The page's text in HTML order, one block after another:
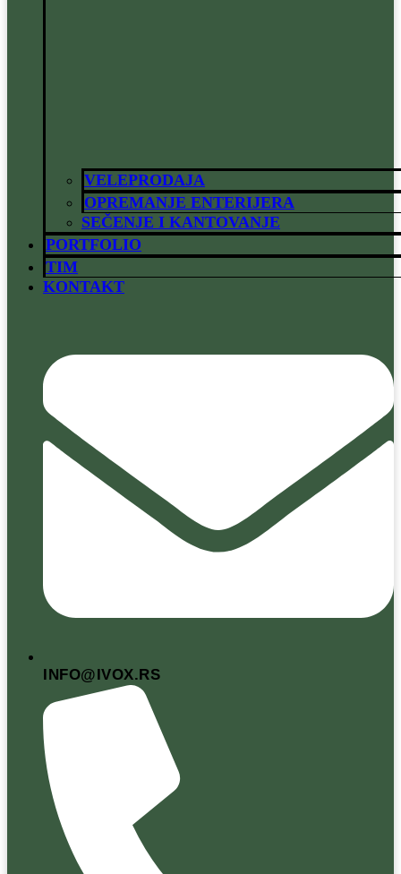
VELEPRODAJA
OPREMANJE ENTERIJERA
SEČENJE I KANTOVANJE
PORTFOLIO
TIM
KONTAKT
INFO@IVOX.RS